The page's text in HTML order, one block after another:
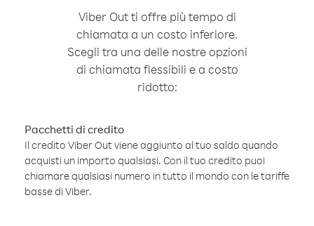
Viber Out ti offre più tempo di
chiamata a un costo inferiore.
Scegli tra una delle nostre opzioni
di chiamata flessibili e a costo
ridotto:
Pacchetti di credito
Il credito Viber Out viene aggiunto al tuo saldo quando
acquisti un importo qualsiasi. Con il tuo credito puoi
chiamare qualsiasi numero in tutto il mondo con le tariffe
basse di Viber.